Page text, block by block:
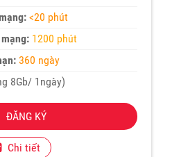
<20 phút
1200 phút
360 ngày
8Gb/ 1ngày)
KÝ
Chi tiết